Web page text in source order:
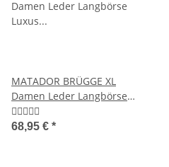
MATADOR BRÜGGE XL
Damen Leder Langbörse
Luxus Geldbörse RFID
68,95 € *